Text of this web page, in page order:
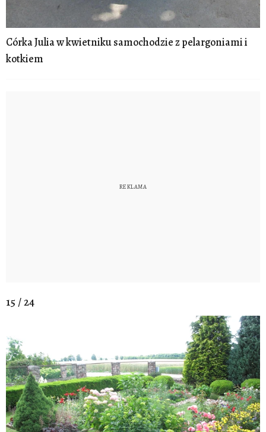
Córka Julia w kwietniku samochodzie z pelargoniami i
kotkiem
15 / 24